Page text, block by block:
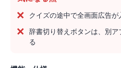
クイズの途中で全画面広告
辞書切り替えボタンは、別
る